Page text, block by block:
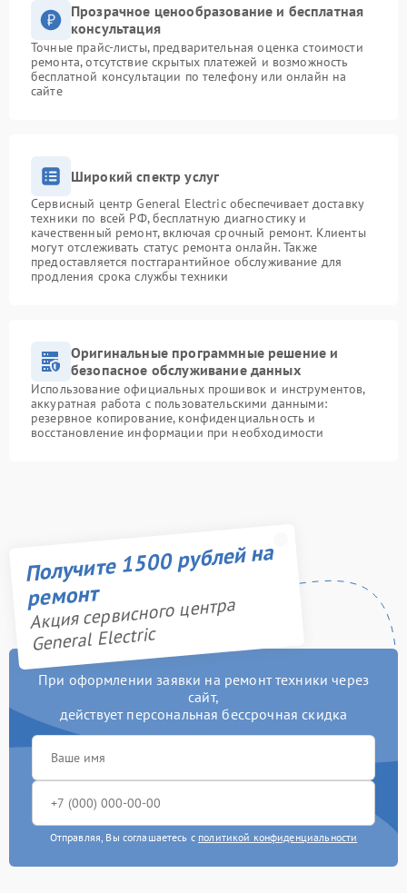
Прозрачное ценообразование и бесплатная
консультация
Точные прайс-листы, предварительная оценка стоимости
ремонта, отсутствие скрытых платежей и возможность
бесплатной консультации по телефону или онлайн на
сайте
Широкий спектр услуг
Сервисный центр General Electric обеспечивает доставку
техники по всей РФ, бесплатную диагностику и
качественный ремонт, включая срочный ремонт. Клиенты
могут отслеживать статус ремонта онлайн. Также
предоставляется постгарантийное обслуживание для
продления срока службы техники
Оригинальные программные решение и
безопасное обслуживание данных
Использование официальных прошивок и инструментов,
аккуратная работа с пользовательскими данными:
резервное копирование, конфиденциальность и
восстановление информации при необходимости
Получите 1500 рублей на
ремонт
Акция сервисного центра
General Electric
При оформлении заявки на ремонт техники через
сайт,
действует персональная бессрочная скидка
Отправляя, Вы соглашаетесь с политикой конфиденциальности